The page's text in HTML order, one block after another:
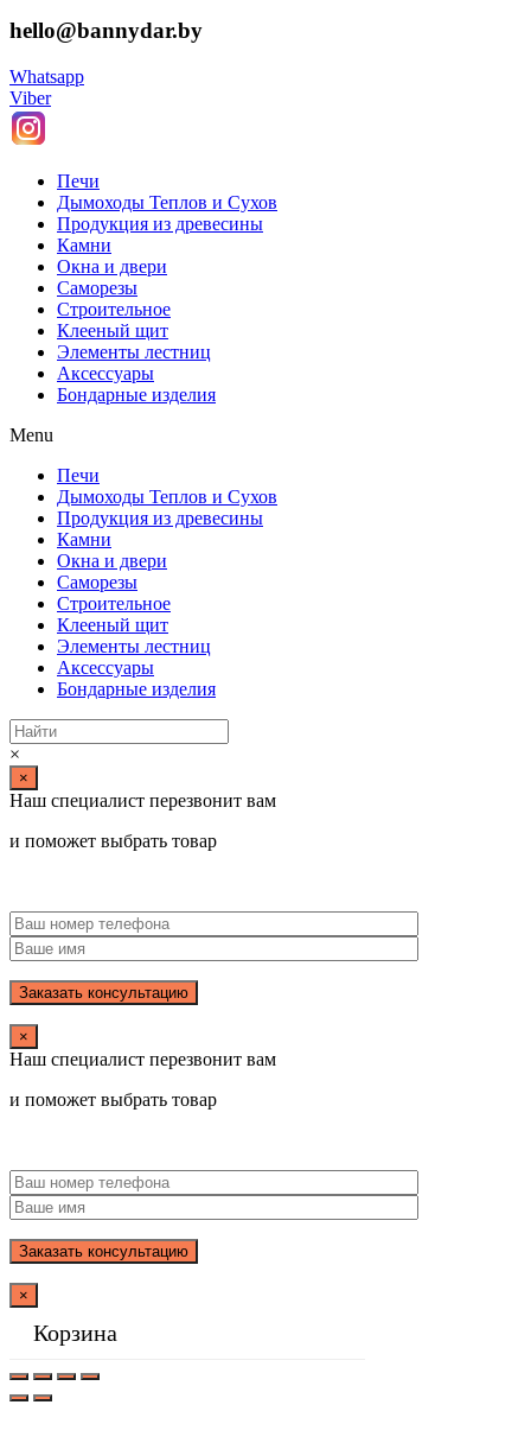
hello@bannydar.by
Whatsapp
Viber
Печи
Дымоходы Теплов и Сухов
Продукция из древесины
Камни
Окна и двери
Саморезы
Строительное
Клееный щит
Элементы лестниц
Аксессуары
Бондарные изделия
Menu
Печи
Дымоходы Теплов и Сухов
Продукция из древесины
Камни
Окна и двери
Саморезы
Строительное
Клееный щит
Элементы лестниц
Аксессуары
Бондарные изделия
×
×
Наш специалист перезвонит вам
и поможет выбрать товар
×
Наш специалист перезвонит вам
и поможет выбрать товар
×
Корзина